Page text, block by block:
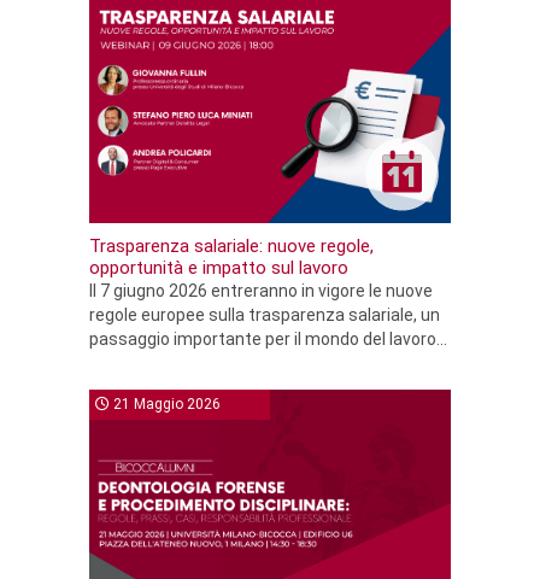
Trasparenza salariale: nuove regole,
opportunità e impatto sul lavoro
Il 7 giugno 2026 entreranno in vigore le nuove
regole europee sulla trasparenza salariale, un
passaggio importante per il mondo del lavoro...
21 Maggio 2026